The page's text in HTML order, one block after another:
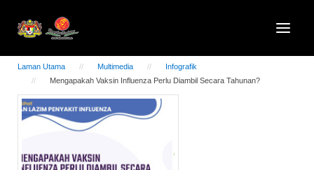
Laman Utama Multimedia
Infografik
Mengapakah Vaksin Influenza Perlu Diambil Secara Tahunan?